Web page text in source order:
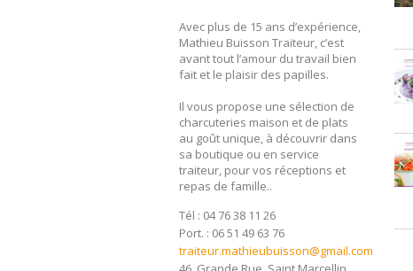
Avec plus de 15 ans d’expérience,
Mathieu Buisson Traiteur, c’est
avant tout l’amour du travail bien
fait et le plaisir des papilles.
Il vous propose une sélection de
charcuteries maison et de plats
au goût unique, à découvrir dans
sa boutique ou en service
traiteur, pour vos réceptions et
repas de famille..
Tél : 04 76 38 11 26
Port. : 06 51 49 63 76
traiteur.mathieubuisson@gmail.com